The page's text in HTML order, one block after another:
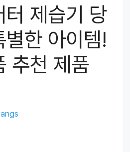
터 제습기 당
별한 아이템!
추천 제품